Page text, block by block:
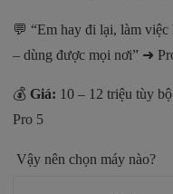
💬 “Em hay đi lại, làm
– dùng được mọi nơi” ➜
💰 Giá: 10 – 12 triệu tùy
Pro 5
Vậy nên chọn máy nào?